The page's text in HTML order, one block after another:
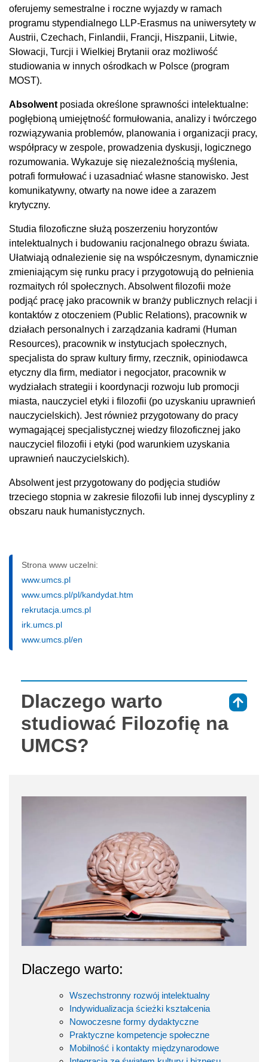
oferujemy semestralne i roczne wyjazdy w ramach
programu stypendialnego LLP-Erasmus na uniwersytety w
Austrii, Czechach, Finlandii, Francji, Hiszpanii, Litwie,
Słowacji, Turcji i Wielkiej Brytanii oraz możliwość
studiowania w innych ośrodkach w Polsce (program
MOST).
Absolwent posiada określone sprawności intelektualne:
pogłębioną umiejętność formułowania, analizy i twórczego
rozwiązywania problemów, planowania i organizacji pracy,
współpracy w zespole, prowadzenia dyskusji, logicznego
rozumowania. Wykazuje się niezależnością myślenia,
potrafi formułować i uzasadniać własne stanowisko. Jest
komunikatywny, otwarty na nowe idee a zarazem
krytyczny.
Studia filozoficzne służą poszerzeniu horyzontów
intelektualnych i budowaniu racjonalnego obrazu świata.
Ułatwiają odnalezienie się na współczesnym, dynamicznie
zmieniającym się runku pracy i przygotowują do pełnienia
rozmaitych ról społecznych. Absolwent filozofii może
podjąć pracę jako pracownik w branży publicznych relacji i
kontaktów z otoczeniem (Public Relations), pracownik w
działach personalnych i zarządzania kadrami (Human
Resources), pracownik w instytucjach społecznych,
specjalista do spraw kultury firmy, rzecznik, opiniodawca
etyczny dla firm, mediator i negocjator, pracownik w
wydziałach strategii i koordynacji rozwoju lub promocji
miasta, nauczyciel etyki i filozofii (po uzyskaniu uprawnień
nauczycielskich). Jest również przygotowany do pracy
wymagającej specjalistycznej wiedzy filozoficznej jako
nauczyciel filozofii i etyki (pod warunkiem uzyskania
uprawnień nauczycielskich).
Absolwent jest przygotowany do podjęcia studiów
trzeciego stopnia w zakresie filozofii lub innej dyscypliny z
obszaru nauk humanistycznych.
Strona www uczelni:
www.umcs.pl
www.umcs.pl/pl/kandydat.htm
rekrutacja.umcs.pl
irk.umcs.pl
www.umcs.pl/en
Dlaczego warto
studiować Filozofię na
UMCS?
Dlaczego warto:
Wszechstronny rozwój intelektualny
Indywidualizacja ścieżki kształcenia
Nowoczesne formy dydaktyczne
Praktyczne kompetencje społeczne
Mobilność i kontakty międzynarodowe